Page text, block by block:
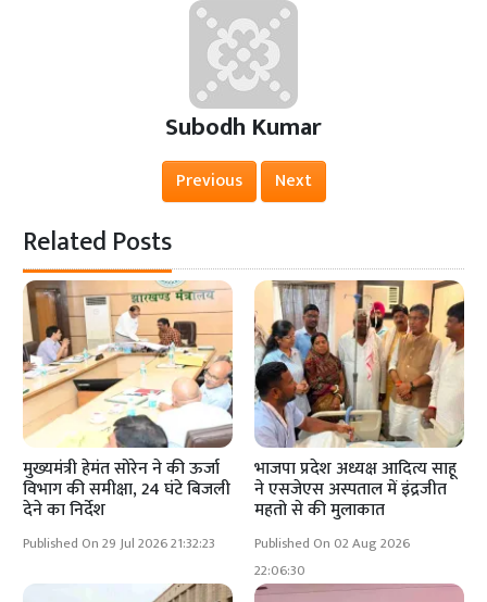
Subodh Kumar
Previous Next
Related Posts
मुख्यमंत्री हेमंत सोरेन ने की ऊर्जा
विभाग की समीक्षा, 24 घंटे बिजली
देने का निर्देश
Published On 29 Jul 2026 21:32:23
भाजपा प्रदेश अध्यक्ष आदित्य साहू
ने एसजेएस अस्पताल में इंद्रजीत
महतो से की मुलाकात
Published On 02 Aug 2026
22:06:30